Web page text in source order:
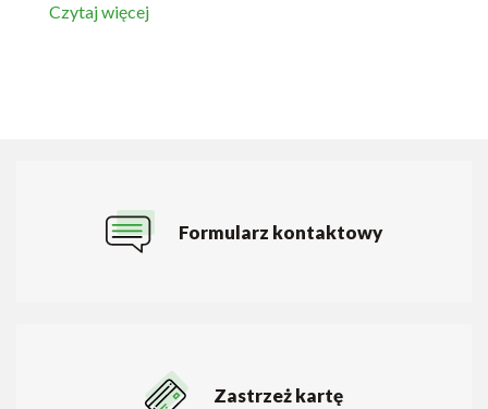
Czytaj więcej
Formularz kontaktowy
Zastrzeż kartę